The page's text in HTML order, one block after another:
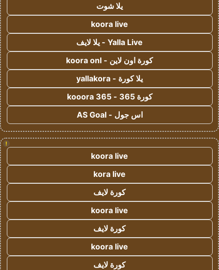
يلا شوت
koora live
Yalla Live - يلا لايف
كورة اون لاين - koora onl
يلا كورة - yallakora
كورة 365 - kooora 365
اس جول - AS Goal
!
koora live
kora live
كورة لايف
koora live
كورة لايف
koora live
كورة لايف